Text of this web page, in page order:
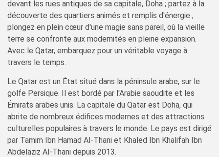
devant les rues antiques de sa capitale, Doha ; partez à la
découverte des quartiers animés et remplis d'énergie ;
plongez en plein cœur d'une magie sans pareil, où la vieille
terre se confronte aux modernités en pleine expansion.
Avec le Qatar, embarquez pour un véritable voyage à
travers le temps.
Le Qatar est un État situé dans la péninsule arabe, sur le
golfe Persique. Il est bordé par l'Arabie saoudite et les
Émirats arabes unis. La capitale du Qatar est Doha, qui
abrite de nombreux édifices modernes et des attractions
culturelles populaires à travers le monde. Le pays est dirigé
par Tamim Ibn Hamad Al-Thani et Khaled Ibn Khalifah Ibn
Abdelaziz Al-Thani depuis 2013.